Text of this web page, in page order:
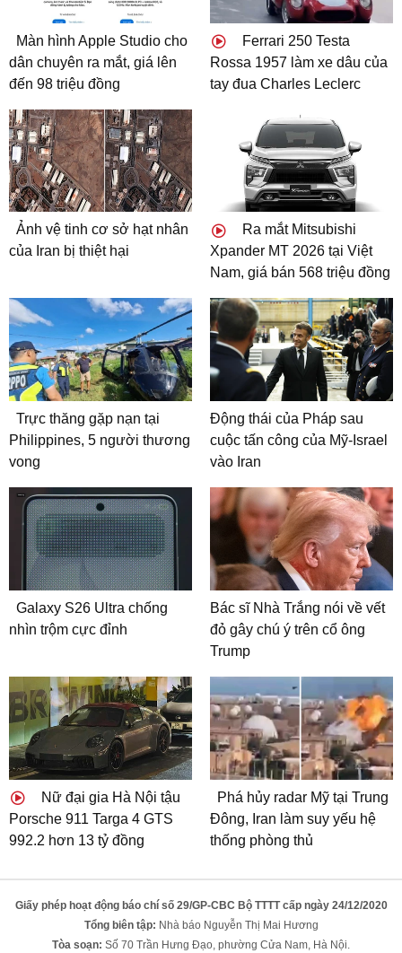
Màn hình Apple Studio cho
dân chuyên ra mắt, giá lên
đến 98 triệu đồng
Ferrari 250 Testa
Rossa 1957 làm xe dâu của
tay đua Charles Leclerc
Ảnh vệ tinh cơ sở hạt nhân
của Iran bị thiệt hại
Ra mắt Mitsubishi
Xpander MT 2026 tại Việt
Nam, giá bán 568 triệu đồng
Trực thăng gặp nạn tại
Philippines, 5 người thương
vong
Động thái của Pháp sau
cuộc tấn công của Mỹ-Israel
vào Iran
Galaxy S26 Ultra chống
nhìn trộm cực đỉnh
Bác sĩ Nhà Trắng nói về vết
đỏ gây chú ý trên cổ ông
Trump
Nữ đại gia Hà Nội tậu
Porsche 911 Targa 4 GTS
992.2 hơn 13 tỷ đồng
Phá hủy radar Mỹ tại Trung
Đông, Iran làm suy yếu hệ
thống phòng thủ
Giấy phép hoạt động báo chí số 29/GP-CBC Bộ TTTT cấp ngày 24/12/2020
Tổng biên tập: Nhà báo Nguyễn Thị Mai Hương
Tòa soạn: Số 70 Trần Hưng Đạo, phường Cửa Nam, Hà Nội.